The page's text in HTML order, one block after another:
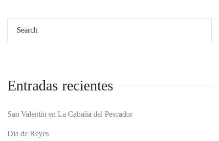
Entradas recientes
San Valentin en La Cabaña del Pescador
Dia de Reyes